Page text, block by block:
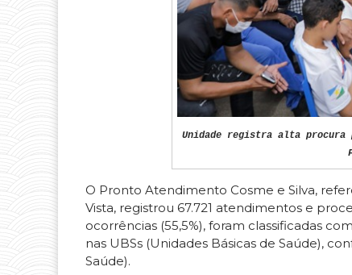
Unidade registra alta procura
O Pronto Atendimento Cosme e Silva,
Vista, registrou 67.721 atendimentos e
ocorrências (55,5%), foram classificadas
nas UBSs (Unidades Básicas de Saúde),
Saúde).